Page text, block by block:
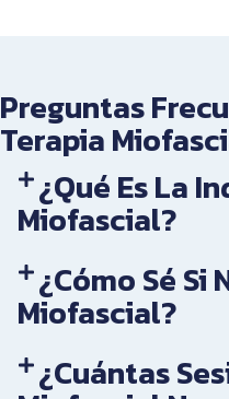
Preguntas
Terapia
¿Qué Es La
Miofascial?
¿Cómo Sé Si
Miofascial?
¿Cuántas